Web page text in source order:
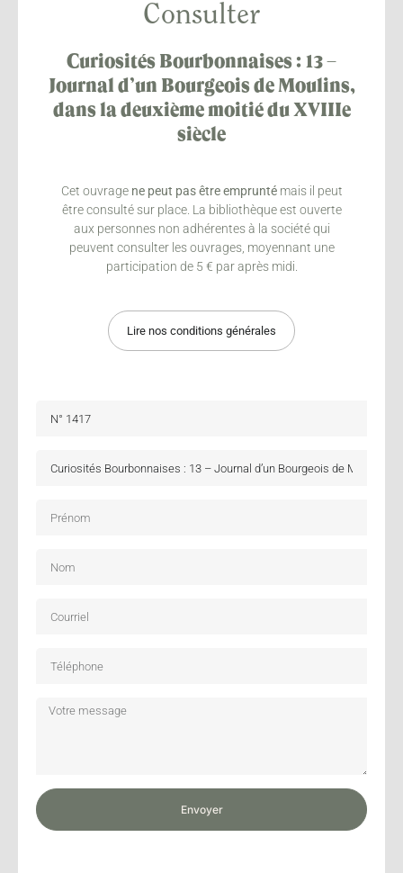
Consulter
Curiosités Bourbonnaises : 13 –
Journal d’un Bourgeois de Moulins,
dans la deuxième moitié du XVIIIe
siècle
Cet ouvrage ne peut pas être empruntémais il peut
être consulté sur place. La bibliothèque est ouverte
aux personnes non adhérentes à la société qui
peuvent consulter les ouvrages, moyennant une
participation de 5 € par après midi.
Lire nos conditions générales
Envoyer